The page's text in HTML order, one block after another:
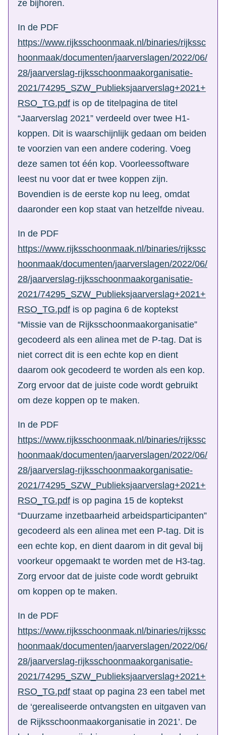
ze bijhoren.
In de PDF
https://www.rijksschoonmaak.nl/binaries/rijkssc
hoonmaak/documenten/jaarverslagen/2022/06/
28/jaarverslag-rijksschoonmaakorganisatie-
2021/74295_SZW_Publieksjaarverslag+2021+
RSO_TG.pdf is op de titelpagina de titel
“Jaarverslag 2021” verdeeld over twee H1-
koppen. Dit is waarschijnlijk gedaan om beiden
te voorzien van een andere codering. Voeg
deze samen tot één kop. Voorleessoftware
leest nu voor dat er twee koppen zijn.
Bovendien is de eerste kop nu leeg, omdat
daaronder een kop staat van hetzelfde niveau.
In de PDF
https://www.rijksschoonmaak.nl/binaries/rijkssc
hoonmaak/documenten/jaarverslagen/2022/06/
28/jaarverslag-rijksschoonmaakorganisatie-
2021/74295_SZW_Publieksjaarverslag+2021+
RSO_TG.pdf is op pagina 6 de koptekst
“Missie van de Rijksschoonmaakorganisatie”
gecodeerd als een alinea met de P-tag. Dat is
niet correct dit is een echte kop en dient
daarom ook gecodeerd te worden als een kop.
Zorg ervoor dat de juiste code wordt gebruikt
om deze koppen op te maken.
In de PDF
https://www.rijksschoonmaak.nl/binaries/rijkssc
hoonmaak/documenten/jaarverslagen/2022/06/
28/jaarverslag-rijksschoonmaakorganisatie-
2021/74295_SZW_Publieksjaarverslag+2021+
RSO_TG.pdf is op pagina 15 de koptekst
“Duurzame inzetbaarheid arbeidsparticipanten”
gecodeerd als een alinea met een P-tag. Dit is
een echte kop, en dient daarom in dit geval bij
voorkeur opgemaakt te worden met de H3-tag.
Zorg ervoor dat de juiste code wordt gebruikt
om koppen op te maken.
In de PDF
https://www.rijksschoonmaak.nl/binaries/rijkssc
hoonmaak/documenten/jaarverslagen/2022/06/
28/jaarverslag-rijksschoonmaakorganisatie-
2021/74295_SZW_Publieksjaarverslag+2021+
RSO_TG.pdf staat op pagina 23 een tabel met
de ‘gerealiseerde ontvangsten en uitgaven van
de Rijksschoonmaakorganisatie in 2021’. De